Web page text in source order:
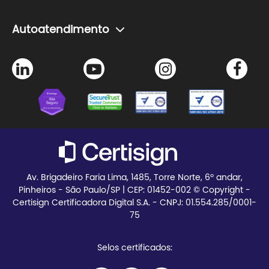
Trabalhe Conosco
Autoatendimento
Instalação de certificado
Meus pedidos
Av. Brigadeiro Faria Lima, 1485, Torre Norte, 6º andar,
Pinheiros - São Paulo/SP | CEP: 01452-002 © Copyright -
Certisign Certificadora Digital S.A. - CNPJ: 01.554.285/0001-
75
Selos certificados: